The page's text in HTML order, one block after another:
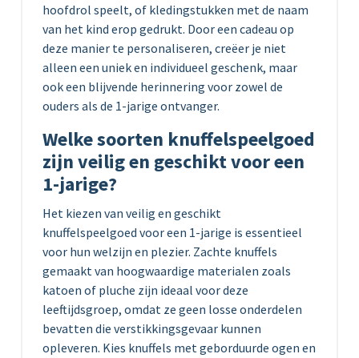
hoofdrol speelt, of kledingstukken met de naam
van het kind erop gedrukt. Door een cadeau op
deze manier te personaliseren, creëer je niet
alleen een uniek en individueel geschenk, maar
ook een blijvende herinnering voor zowel de
ouders als de 1-jarige ontvanger.
Welke soorten knuffelspeelgoed
zijn veilig en geschikt voor een
1-jarige?
Het kiezen van veilig en geschikt
knuffelspeelgoed voor een 1-jarige is essentieel
voor hun welzijn en plezier. Zachte knuffels
gemaakt van hoogwaardige materialen zoals
katoen of pluche zijn ideaal voor deze
leeftijdsgroep, omdat ze geen losse onderdelen
bevatten die verstikkingsgevaar kunnen
opleveren. Kies knuffels met geborduurde ogen en